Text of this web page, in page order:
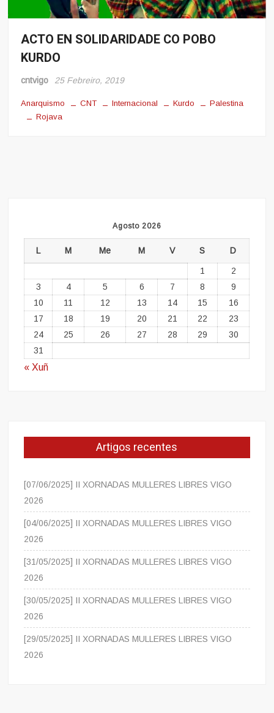
Conflito
Noticias
ACTO EN SOLIDARIDADE CO POBO
KURDO
cntvigo 25 Febreiro, 2019
Anarquismo CNT Internacional Kurdo
Palestina
Rojava
Agosto 2026
L M Me M V S D
1
2
3
4 5 6 7 8
9
10
11 12 13 14 15
16
17
18 19 20 21 22
23
24
25 26 27 28 29
30
31
« Xuñ
Artigos recentes
[07/06/2025] II XORNADAS MULLERES LIBRES VIGO
2026
[04/06/2025] II XORNADAS MULLERES LIBRES VIGO
2026
[31/05/2025] II XORNADAS MULLERES LIBRES VIGO
2026
[30/05/2025] II XORNADAS MULLERES LIBRES VIGO
2026
[29/05/2025] II XORNADAS MULLERES LIBRES VIGO
2026